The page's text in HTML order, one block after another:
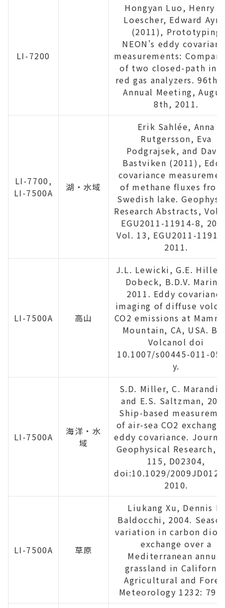
LI-7200
Hongyan Luo, Henry
Loescher, Edward
(2011), Prototyping
NEON’s eddy
measurements:
of two closed-path
red gas analyzers. 96th
Annual Meeting,
8th, 2011.
LI-7700,
LI-7500A
湖・水域
Erik Sahlée, Anna
Rutgersson, Eva
Podgrajsek, and
Bastviken (2011),
covariance
of methane fluxes
Swedish lake.
Research Abstracts, Vol.
EGU2011-11914-8,
Vol. 13, EGU2011-
2011.
LI-7500A 高山
J.L. Lewicki, G.E.
Dobeck, B.D.V.
2011. Eddy
imaging of diffuse
CO2 emissions at
Mountain, CA, USA.
Volcanol doi
10.1007/s00445-011-
y.
LI-7500A
海洋・水
域
S.D. Miller, C.
and E.S. Saltzman,
Ship-based
of air-sea CO2
eddy covariance.
Geophysical Research,
115, D02304,
doi:10.1029/
2010.
LI-7500A 草原
Liukang Xu, Dennis D.
Baldocchi, 2004.
variation in carbon
exchange over a
Mediterranean annual
grassland in
Agricultural and
Meteorology 1232: 79-